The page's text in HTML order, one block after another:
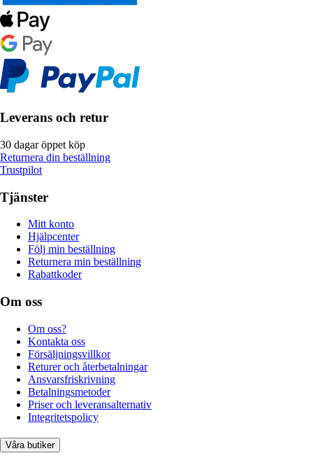
Leverans och retur
30 dagar öppet köp
Returnera din beställning
Trustpilot
Tjänster
Mitt konto
Hjälpcenter
Följ min beställning
Returnera min beställning
Rabattkoder
Om oss
Om oss?
Kontakta oss
Försäljningsvillkor
Returer och återbetalningar
Ansvarsfriskrivning
Betalningsmetoder
Priser och leveransalternativ
Integritetspolicy
Våra butiker